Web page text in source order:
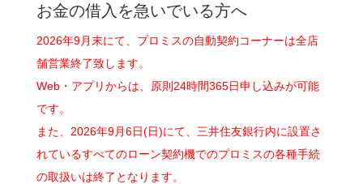
お金の借入を急いでいる方へ
2026年9月末にて、プロミスの自動契約コーナーは全店
舗営業終了致します。
Web・アプリからは、原則24時間365日申し込みが可能
です。
また、2026年9月6日(日)にて、三井住友銀行内に設置さ
れているすべてのローン契約機でのプロミスの各種手続
の取扱いは終了となります。